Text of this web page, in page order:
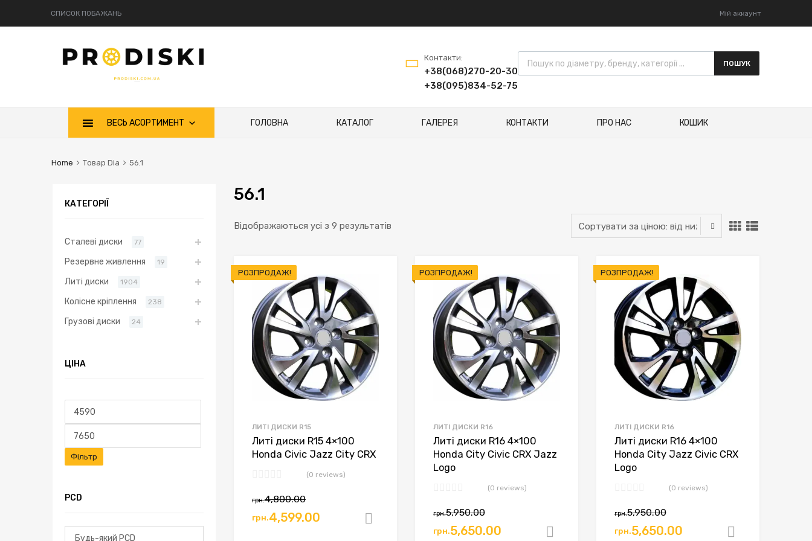
СПИСОК ПОБАЖАНЬ Мій аккаунт
Контакти:
+38(068)270-20-30
+38(095)834-52-75
Пошук товарів
ПОШУК
ВЕСЬ АСОРТИМЕНТ ГОЛОВНА КАТАЛОГ ГАЛЕРЕЯ КОНТАКТИ ПРО НАС КОШИК
Home Товар Dia 56.1
56.1
Відображаються усі з 9 результатів
найнижчої
РОЗПРОДАЖ!
ЛИТІ ДИСКИ R15
Литі диски R15 4×100
Honda Civic Jazz City CRX
(0 reviews)
грн.4,800.00Оригінальна
ціна:
грн.4,599.00
Поточна
ціна:
Додати в кошик
РОЗПРОДАЖ!
ЛИТІ ДИСКИ R16
Литі диски R16 4×100
Honda City Civic CRX Jazz
Logo
(0 reviews)
грн.5,950.00Оригінальна
ціна:
грн.5,650.00
Поточна
ціна:
Додати в кошик
РОЗПРОДАЖ!
ЛИТІ ДИСКИ R16
Литі диски R16 4×100
Honda City Jazz Civic CRX
Logo
(0 reviews)
грн.5,950.00Оригінальна
ціна:
грн.5,650.00
Поточна
ціна:
КАТЕГОРІЇ
Сталеві диски 77
Резервне живлення 19
Литі диски 1904
Колісне кріплення 238
Грузові диски 24
ЦІНА
Мінімальна
Фільтр
PCD